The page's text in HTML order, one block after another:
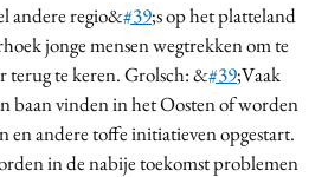
andere regio&#39;s op het platteland
jonge mensen wegtrekken om te
terug te keren. Grolsch: &#39;Vaak
baan vinden in het Oosten of worden
en andere toffe initiatieven opgestart.
in de nabije toekomst problemen